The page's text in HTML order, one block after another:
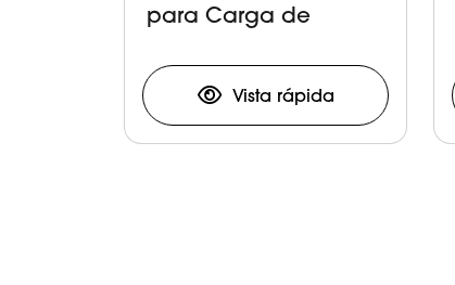
para Carga de
Vista rápida